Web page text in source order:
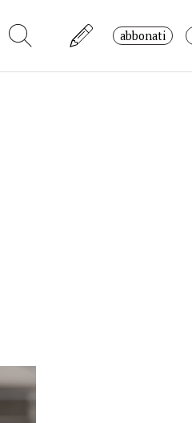
abbonati